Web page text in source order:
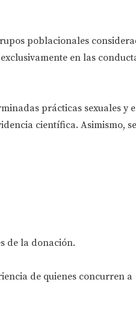
poblacionales
en las
prácticas sexuales y
científica. Asimismo, se
de la donación.
de quienes concurren a